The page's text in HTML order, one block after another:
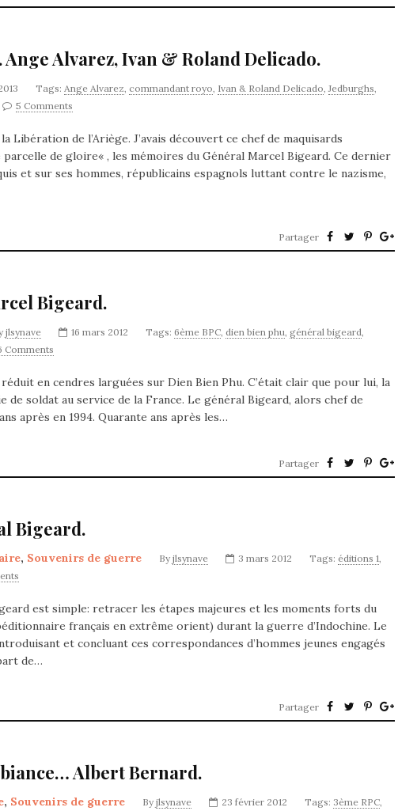
Alvarez, Ivan & Roland Delicado.
Tags: Ange Alvarez, commandant royo, Ivan & Roland Delicado,Jedburghs,
5 Comments
Libération de l’Ariège. J’avais découvert ce chef de maquisards
de gloire« , les mémoires du Général Marcel Bigeard. Ce dernier
et sur ses hommes, républicains espagnols luttant contre le nazisme,
Partager
Bigeard.
jlsynave 16 mars 2012 Tags: 6ème BPC, dien bien phu, général bigeard,
Comments
en cendres larguées sur Dien Bien Phu. C’était clair que pour lui, la
de soldat au service de la France. Le général Bigeard, alors chef de
après en 1994. Quarante ans après les…
Partager
Bigeard.
, Souvenirs de guerre By jlsynave 3 mars 2012 Tags: éditions 1,
est simple: retracer les étapes majeures et les moments forts du
français en extrême orient) durant la guerre d’Indochine. Le
et concluant ces correspondances d’hommes jeunes engagés
de…
Partager
Albert Bernard.
, Souvenirs de guerre By jlsynave 23 février 2012 Tags: 3ème RPC,